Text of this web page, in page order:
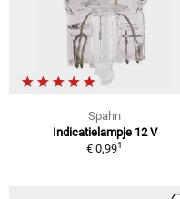
Spahn
Indicatielampje 12 V
€ 0,991